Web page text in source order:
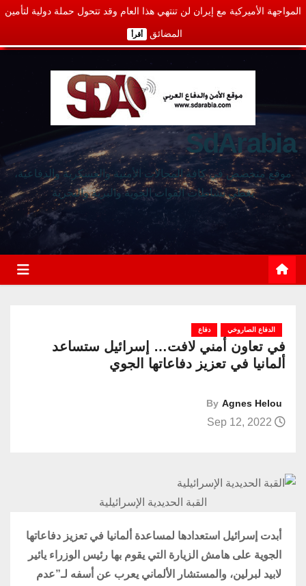
المواجهة الأميركية مع إيران لن تنتهي هذا العام وقد تتحول حملة دولية لتأمين
المضائق أقرأ
SdArabia
موقع متخصص في كافة المجالات الأمنية والعسكرية والدفاعية،
يغطي نشاطات القوات الجوية والبرية والبحرية
الدفاع الصاروخي دفاع
في تعاون أمني لافت… إسرائيل ستساعد
ألمانيا في تعزيز دفاعاتها الجوي
By Agnes Helou
القبة الحديدية الإسرائيلية
أبدت إسرائيل استعدادها لمساعدة ألمانيا في تعزيز دفاعاتها
الجوية على هامش الزيارة التي يقوم بها رئيس الوزراء يائير
لابيد لبرلين، والمستشار الألماني يعرب عن أسفه لـ”عدم